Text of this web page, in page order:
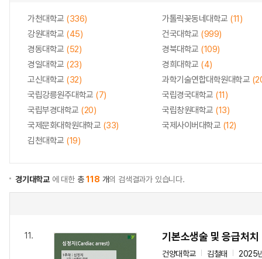
가천대학교 (336) 가톨릭꽃동네대학교 (11)
강원대학교 (45) 건국대학교 (999)
경동대학교 (52) 경북대학교 (109)
경일대학교 (23) 경희대학교 (4)
고신대학교 (32) 과학기술연합대학원대학교
국립강릉원주대학교 (7) 국립경국대학교 (11)
국립부경대학교 (20) 국립창원대학교 (13)
국제문화대학원대학교 (33) 국제사이버대학교 (12)
김천대학교 (19)
경기대학교 에 대한 총118 개의 검색결과가 있습니다.
11. 기본소생술 및 응급처치
건양대학교 김철태
2025